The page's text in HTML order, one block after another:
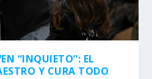
“INQUIETO”: EL
Y CURA TODO